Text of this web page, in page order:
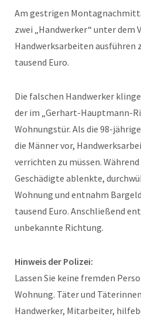
Am gestrigen
zwei „Handwerker“ unter dem
Handwerksarbeiten ausführen
tausend Euro.
Die falschen Handwerker
der im „Gerhart-Hauptmann-
Wohnungstür. Als die 98-
die Männer vor,
verrichten zu müssen.
Geschädigte ablenkte,
Wohnung und entnahm
tausend Euro. Anschließend
unbekannte Richtung.
Hinweis der Polizei:
Lassen Sie keine fremden
Wohnung. Täter und
Handwerker, Mitarbeiter,